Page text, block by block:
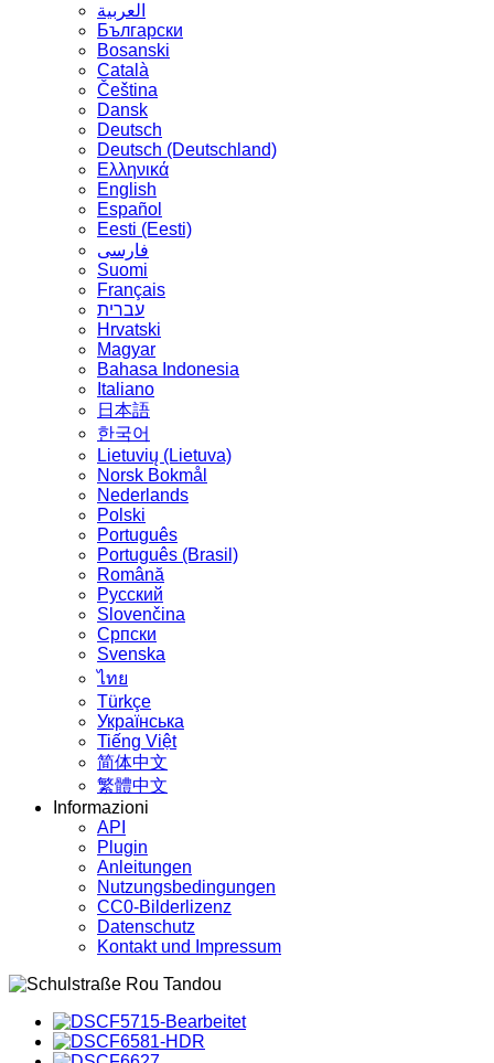
العربية
Български
Bosanski
Сatalà
Čeština
Dansk
Deutsch
Deutsch (Deutschland)
Ελληνικά
English
Español
Eesti (Eesti)
فارسی
Suomi
Français
עברית
Hrvatski
Magyar
Bahasa Indonesia
Italiano
日本語
한국어
Lietuvių (Lietuva)
‪Norsk Bokmål‬
Nederlands
Polski
Português
Português (Brasil)
Română
Русский
Slovenčina
Српски
Svenska
ไทย
Türkçe
Українська
Tiếng Việt
简体中文
繁體中文
Informazioni
API
Plugin
Anleitungen
Nutzungsbedingungen
CC0-Bilderlizenz
Datenschutz
Kontakt und Impressum